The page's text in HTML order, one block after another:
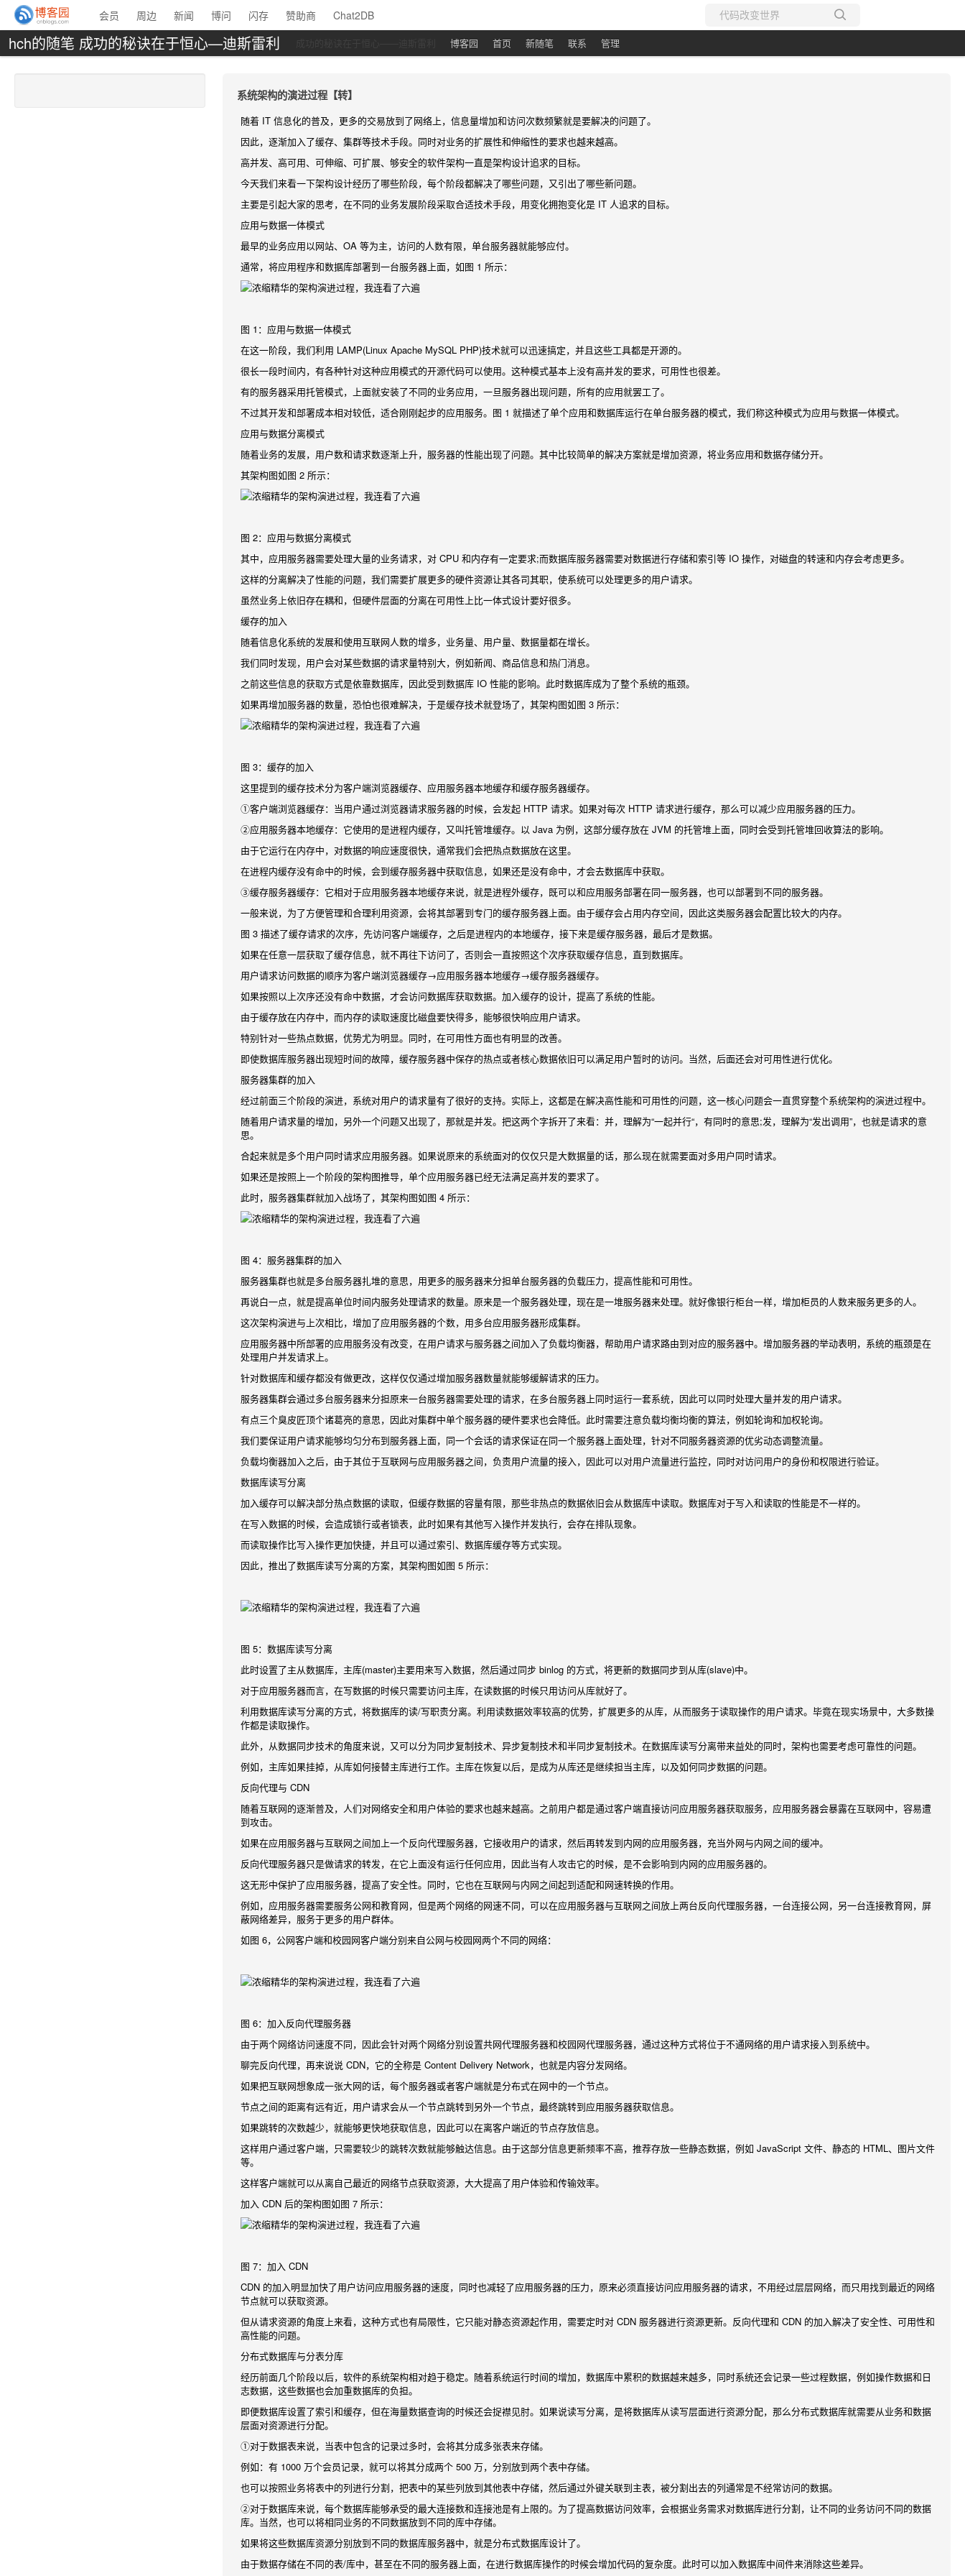
会员 周边 新闻 博问 闪存 赞助商 Chat2DB
hch的随笔 成功的秘诀在于恒心—迪斯雷利 博客园 首页 新随笔 联系 管理
系统架构的演进过程【转】
随着 IT 信息化的普及，更多的交易放到了网络上，信息量增加和访问次数频繁就是要解决的问题了。
因此，逐渐加入了缓存、集群等技术手段。同时对业务的扩展性和伸缩性的要求也越来越高。
高并发、高可用、可伸缩、可扩展、够安全的软件架构一直是架构设计追求的目标。
今天我们来看一下架构设计经历了哪些阶段，每个阶段都解决了哪些问题，又引出了哪些新问题。
主要是引起大家的思考，在不同的业务发展阶段采取合适技术手段，用变化拥抱变化是 IT 人追求的目标。
应用与数据一体模式
最早的业务应用以网站、OA 等为主，访问的人数有限，单台服务器就能够应付。
通常，将应用程序和数据库部署到一台服务器上面，如图 1 所示：
图 1：应用与数据一体模式
在这一阶段，我们利用 LAMP(Linux Apache MySQL PHP)技术就可以迅速搞定，并且这些工具都是开源的。
很长一段时间内，有各种针对这种应用模式的开源代码可以使用。这种模式基本上没有高并发的要求，可用性也很差。
有的服务器采用托管模式，上面就安装了不同的业务应用，一旦服务器出现问题，所有的应用就罢工了。
不过其开发和部署成本相对较低，适合刚刚起步的应用服务。图 1 就描述了单个应用和数据库运行在单台服务器的模式，我们称这种模式为应用与数据一体模式。
应用与数据分离模式
随着业务的发展，用户数和请求数逐渐上升，服务器的性能出现了问题。其中比较简单的解决方案就是增加资源，将业务应用和数据存储分开。
其架构图如图 2 所示：
图 2：应用与数据分离模式
其中，应用服务器需要处理大量的业务请求，对 CPU 和内存有一定要求;而数据库服务器需要对数据进行存储和索引等 IO 操作，对磁盘的转速和内存会考虑更多。
这样的分离解决了性能的问题，我们需要扩展更多的硬件资源让其各司其职，使系统可以处理更多的用户请求。
虽然业务上依旧存在耦和，但硬件层面的分离在可用性上比一体式设计要好很多。
缓存的加入
随着信息化系统的发展和使用互联网人数的增多，业务量、用户量、数据量都在增长。
我们同时发现，用户会对某些数据的请求量特别大，例如新闻、商品信息和热门消息。
之前这些信息的获取方式是依靠数据库，因此受到数据库 IO 性能的影响。此时数据库成为了整个系统的瓶颈。
如果再增加服务器的数量，恐怕也很难解决，于是缓存技术就登场了，其架构图如图 3 所示：
图 3：缓存的加入
这里提到的缓存技术分为客户端浏览器缓存、应用服务器本地缓存和缓存服务器缓存。
①客户端浏览器缓存：当用户通过浏览器请求服务器的时候，会发起 HTTP 请求。如果对每次 HTTP 请求进行缓存，那么可以减少应用服务器的压力。
②应用服务器本地缓存：它使用的是进程内缓存，又叫托管堆缓存。以 Java 为例，这部分缓存放在 JVM 的托管堆上面，同时会受到托管堆回收算法的影响。
由于它运行在内存中，对数据的响应速度很快，通常我们会把热点数据放在这里。
在进程内缓存没有命中的时候，会到缓存服务器中获取信息，如果还是没有命中，才会去数据库中获取。
③缓存服务器缓存：它相对于应用服务器本地缓存来说，就是进程外缓存，既可以和应用服务部署在同一服务器，也可以部署到不同的服务器。
一般来说，为了方便管理和合理利用资源，会将其部署到专门的缓存服务器上面。由于缓存会占用内存空间，因此这类服务器会配置比较大的内存。
图 3 描述了缓存请求的次序，先访问客户端缓存，之后是进程内的本地缓存，接下来是缓存服务器，最后才是数据。
如果在任意一层获取了缓存信息，就不再往下访问了，否则会一直按照这个次序获取缓存信息，直到数据库。
用户请求访问数据的顺序为客户端浏览器缓存→应用服务器本地缓存→缓存服务器缓存。
如果按照以上次序还没有命中数据，才会访问数据库获取数据。加入缓存的设计，提高了系统的性能。
由于缓存放在内存中，而内存的读取速度比磁盘要快得多，能够很快响应用户请求。
特别针对一些热点数据，优势尤为明显。同时，在可用性方面也有明显的改善。
即使数据库服务器出现短时间的故障，缓存服务器中保存的热点或者核心数据依旧可以满足用户暂时的访问。当然，后面还会对可用性进行优化。
服务器集群的加入
经过前面三个阶段的演进，系统对用户的请求量有了很好的支持。实际上，这都是在解决高性能和可用性的问题，这一核心问题会一直贯穿整个系统架构的演进过程中。
随着用户请求量的增加，另外一个问题又出现了，那就是并发。把这两个字拆开了来看：并，理解为“一起并行“，有同时的意思;发，理解为“发出调用”，也就是请求的意
思。
合起来就是多个用户同时请求应用服务器。如果说原来的系统面对的仅仅只是大数据量的话，那么现在就需要面对多用户同时请求。
如果还是按照上一个阶段的架构图推导，单个应用服务器已经无法满足高并发的要求了。
此时，服务器集群就加入战场了，其架构图如图 4 所示：
图 4：服务器集群的加入
服务器集群也就是多台服务器扎堆的意思，用更多的服务器来分担单台服务器的负载压力，提高性能和可用性。
再说白一点，就是提高单位时间内服务处理请求的数量。原来是一个服务器处理，现在是一堆服务器来处理。就好像银行柜台一样，增加柜员的人数来服务更多的人。
这次架构演进与上次相比，增加了应用服务器的个数，用多台应用服务器形成集群。
应用服务器中所部署的应用服务没有改变，在用户请求与服务器之间加入了负载均衡器，帮助用户请求路由到对应的服务器中。增加服务器的举动表明，系统的瓶颈是在
处理用户并发请求上。
针对数据库和缓存都没有做更改，这样仅仅通过增加服务器数量就能够缓解请求的压力。
服务器集群会通过多台服务器来分担原来一台服务器需要处理的请求，在多台服务器上同时运行一套系统，因此可以同时处理大量并发的用户请求。
有点三个臭皮匠顶个诸葛亮的意思，因此对集群中单个服务器的硬件要求也会降低。此时需要注意负载均衡均衡的算法，例如轮询和加权轮询。
我们要保证用户请求能够均匀分布到服务器上面，同一个会话的请求保证在同一个服务器上面处理，针对不同服务器资源的优劣动态调整流量。
负载均衡器加入之后，由于其位于互联网与应用服务器之间，负责用户流量的接入，因此可以对用户流量进行监控，同时对访问用户的身份和权限进行验证。
数据库读写分离
加入缓存可以解决部分热点数据的读取，但缓存数据的容量有限，那些非热点的数据依旧会从数据库中读取。数据库对于写入和读取的性能是不一样的。
在写入数据的时候，会造成锁行或者锁表，此时如果有其他写入操作并发执行，会存在排队现象。
而读取操作比写入操作更加快捷，并且可以通过索引、数据库缓存等方式实现。
因此，推出了数据库读写分离的方案，其架构图如图 5 所示：
图 5：数据库读写分离
此时设置了主从数据库，主库(master)主要用来写入数据，然后通过同步 binlog 的方式，将更新的数据同步到从库(slave)中。
对于应用服务器而言，在写数据的时候只需要访问主库，在读数据的时候只用访问从库就好了。
利用数据库读写分离的方式，将数据库的读/写职责分离。利用读数据效率较高的优势，扩展更多的从库，从而服务于读取操作的用户请求。毕竟在现实场景中，大多数操
作都是读取操作。
此外，从数据同步技术的角度来说，又可以分为同步复制技术、异步复制技术和半同步复制技术。在数据库读写分离带来益处的同时，架构也需要考虑可靠性的问题。
例如，主库如果挂掉，从库如何接替主库进行工作。主库在恢复以后，是成为从库还是继续担当主库，以及如何同步数据的问题。
反向代理与 CDN
随着互联网的逐渐普及，人们对网络安全和用户体验的要求也越来越高。之前用户都是通过客户端直接访问应用服务器获取服务，应用服务器会暴露在互联网中，容易遭
到攻击。
如果在应用服务器与互联网之间加上一个反向代理服务器，它接收用户的请求，然后再转发到内网的应用服务器，充当外网与内网之间的缓冲。
反向代理服务器只是做请求的转发，在它上面没有运行任何应用，因此当有人攻击它的时候，是不会影响到内网的应用服务器的。
这无形中保护了应用服务器，提高了安全性。同时，它也在互联网与内网之间起到适配和网速转换的作用。
例如，应用服务器需要服务公网和教育网，但是两个网络的网速不同，可以在应用服务器与互联网之间放上两台反向代理服务器，一台连接公网，另一台连接教育网，屏
蔽网络差异，服务于更多的用户群体。
如图 6，公网客户端和校园网客户端分别来自公网与校园网两个不同的网络：
图 6：加入反向代理服务器
由于两个网络访问速度不同，因此会针对两个网络分别设置共网代理服务器和校园网代理服务器，通过这种方式将位于不通网络的用户请求接入到系统中。
聊完反向代理，再来说说 CDN，它的全称是 Content Delivery Network，也就是内容分发网络。
如果把互联网想象成一张大网的话，每个服务器或者客户端就是分布式在网中的一个节点。
节点之间的距离有远有近，用户请求会从一个节点跳转到另外一个节点，最终跳转到应用服务器获取信息。
如果跳转的次数越少，就能够更快地获取信息，因此可以在离客户端近的节点存放信息。
这样用户通过客户端，只需要较少的跳转次数就能够触达信息。由于这部分信息更新频率不高，推荐存放一些静态数据，例如 JavaScript 文件、静态的 HTML、图片文件
等。
这样客户端就可以从离自己最近的网络节点获取资源，大大提高了用户体验和传输效率。
加入 CDN 后的架构图如图 7 所示：
图 7：加入 CDN
CDN 的加入明显加快了用户访问应用服务器的速度，同时也减轻了应用服务器的压力，原来必须直接访问应用服务器的请求，不用经过层层网络，而只用找到最近的网络
节点就可以获取资源。
但从请求资源的角度上来看，这种方式也有局限性，它只能对静态资源起作用，需要定时对 CDN 服务器进行资源更新。反向代理和 CDN 的加入解决了安全性、可用性和
高性能的问题。
分布式数据库与分表分库
经历前面几个阶段以后，软件的系统架构相对趋于稳定。随着系统运行时间的增加，数据库中累积的数据越来越多，同时系统还会记录一些过程数据，例如操作数据和日
志数据，这些数据也会加重数据库的负担。
即便数据库设置了索引和缓存，但在海量数据查询的时候还会捉襟见肘。如果说读写分离，是将数据库从读写层面进行资源分配，那么分布式数据库就需要从业务和数据
层面对资源进行分配。
①对于数据表来说，当表中包含的记录过多时，会将其分成多张表来存储。
例如：有 1000 万个会员记录，就可以将其分成两个 500 万，分别放到两个表中存储。
也可以按照业务将表中的列进行分割，把表中的某些列放到其他表中存储，然后通过外键关联到主表，被分割出去的列通常是不经常访问的数据。
②对于数据库来说，每个数据库能够承受的最大连接数和连接池是有上限的。为了提高数据访问效率，会根据业务需求对数据库进行分割，让不同的业务访问不同的数据
库。当然，也可以将相同业务的不同数据放到不同的库中存储。
如果将这些数据库资源分别放到不同的数据库服务器中，就是分布式数据库设计了。
由于数据存储在不同的表/库中，甚至在不同的服务器上面，在进行数据库操作的时候会增加代码的复杂度。此时可以加入数据库中间件来消除这些差异。